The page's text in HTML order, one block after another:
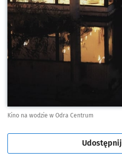
Kino na wodzie w Odra Centrum
Udostępnij